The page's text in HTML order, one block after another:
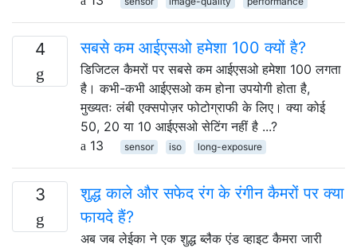
4 सबसे कम आईएसओ हमेशा 100 क्यों है?
डिजिटल कैमरों पर सबसे कम आईएसओ हमेशा 100 लगता
है। कभी-कभी आईएसओ कम होना उपयोगी होता है,
मुख्यतः लंबी एक्सपोज़र फोटोग्राफी के लिए। क्या कोई
50, 20 या 10 आईएसओ सेटिंग नहीं है ...?
13
sensor iso long-exposure
3
शुद्ध काले और सफेद रंग के रंगीन कैमरों पर क्या
फायदे हैं?
अब जब लेईका ने एक शुद्ध ब्लैक एंड व्हाइट कैमरा जारी